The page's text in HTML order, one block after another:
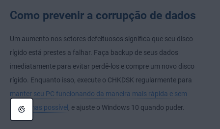
Como prevenir a corrupção de dados
Um aumento nos setores defeituosos significa que seu disco
rígido está prestes a falhar. Faça backup de seus dados
imediatamente para evitar perdê-los e compre um novo disco
rígido. Enquanto isso, execute o CHKDSK regularmente para
manter seu PC funcionando da maneira mais rápida e sem
problemas possível , e ajuste o Windows 10 quando puder.